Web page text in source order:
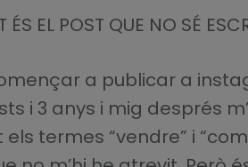
ÉS EL POST QUE NO SÉ
a publicar a
i 3 anys i mig després
els termes “vendre” i